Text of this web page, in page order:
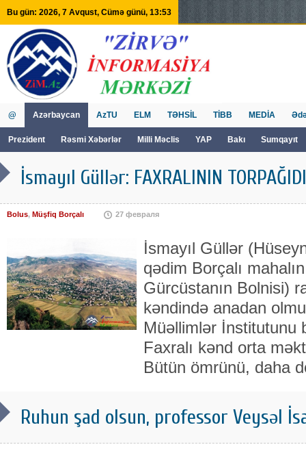
Bu gün: 2026, 7 Avqust, Cümə günü, 13:53
@ Azərbaycan
Prezident Rəsmi Xəbərlər Milli Məclis YAP Bakı Sumqayıt
GVİİM
AzTU ELM TƏHSİL TİBB MEDİA
İsmayıl Güllər: FAXRALININ
Bolus, Müşfiq Borçalı 27 февраля
İsmayıl Güllər
qədim Borçalı
Gürcüstanın Bolnisi)
kəndində anadan
Müəllimlər İnstitutunu
Faxralı kənd orta
Bütün ömrünü, daha
Ruhun şad olsun, professor Veysəl